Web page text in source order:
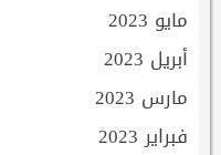
مايو 2023
أبريل 2023
مارس 2023
فبراير 2023